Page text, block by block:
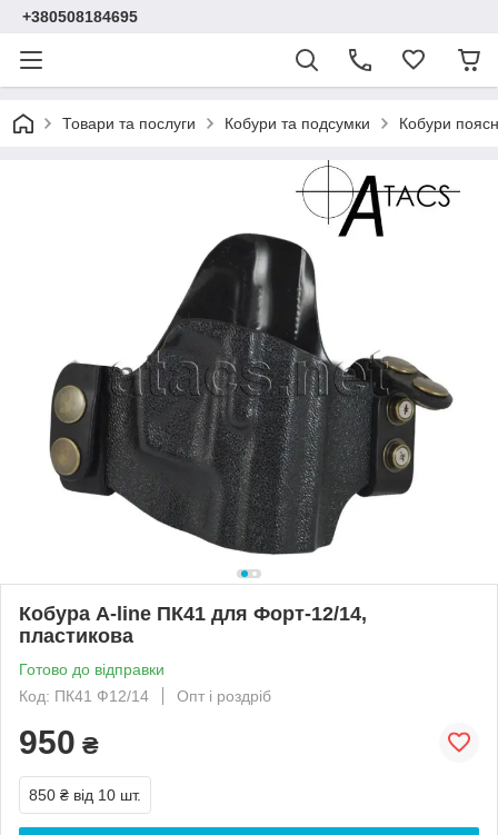
+380508184695
Товари та послуги Кобури та подсумки Кобури
Кобура A-line ПК41 для Форт-12/14,
пластикова
Готово до відправки
Код: ПК41 Ф12/14
Опт і роздріб
950 ₴
850 ₴ від 10 шт.